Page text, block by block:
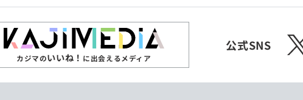
カジマのいいね！ に出会えるメディア
公式SNS X